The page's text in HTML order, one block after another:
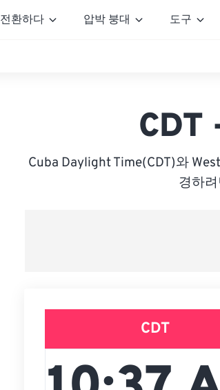
전환하다 압박 붕대 도구
CDT
Cuba Daylight Time(CDT)와
경하
CDT